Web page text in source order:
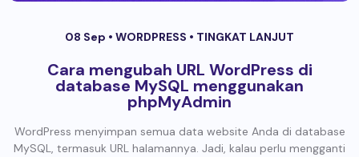
08 Sep • WORDPRESS • TINGKAT LANJUT
Cara mengubah URL WordPress di
database MySQL menggunakan
phpMyAdmin
WordPress menyimpan semua data website Anda di database
MySQL, termasuk URL halamannya. Jadi, kalau perlu mengganti